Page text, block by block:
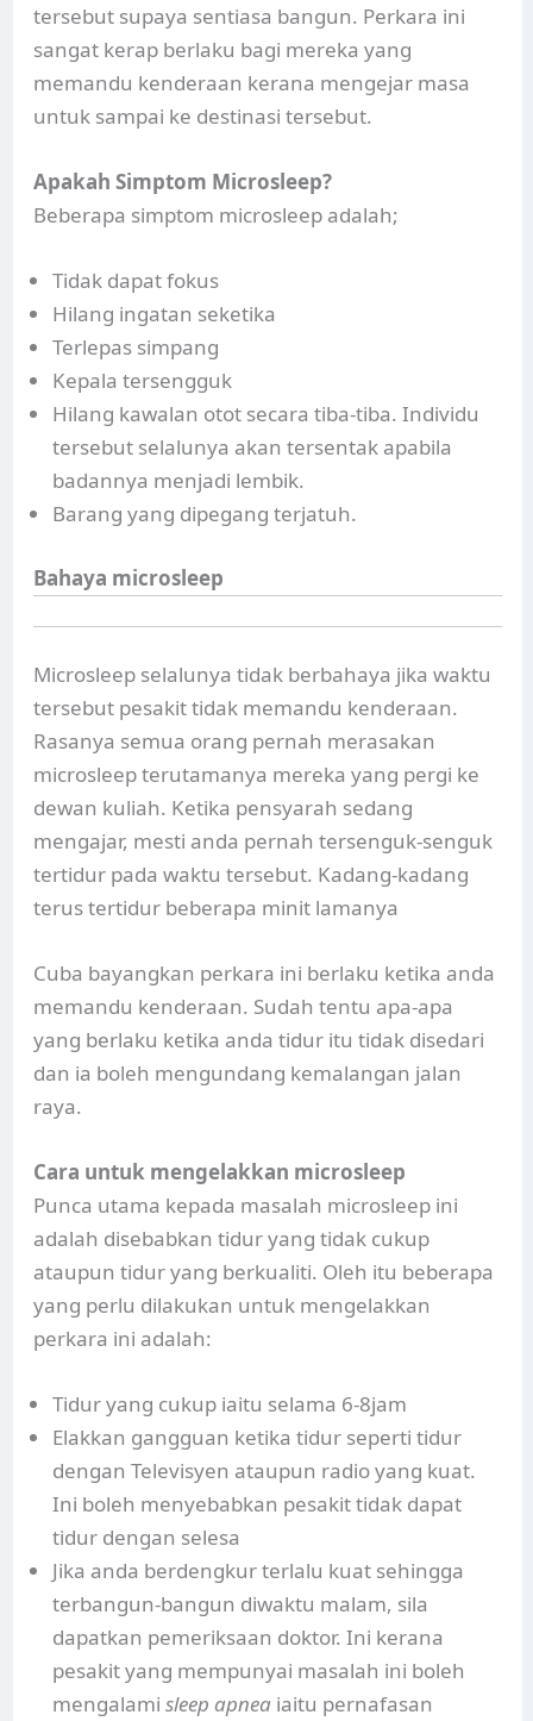
tersebut supaya sentiasa bangun. Perkara ini
sangat kerap berlaku bagi mereka yang
memandu kenderaan kerana mengejar masa
untuk sampai ke destinasi tersebut.
Apakah Simptom Microsleep?
Beberapa simptom microsleep adalah;
Tidak dapat fokus
Hilang ingatan seketika
Terlepas simpang
Kepala tersengguk
Hilang kawalan otot secara tiba-tiba. Individu
tersebut selalunya akan tersentak apabila
badannya menjadi lembik.
Barang yang dipegang terjatuh.
Bahaya microsleep
Microsleep selalunya tidak berbahaya jika waktu
tersebut pesakit tidak memandu kenderaan.
Rasanya semua orang pernah merasakan
microsleep terutamanya mereka yang pergi ke
dewan kuliah. Ketika pensyarah sedang
mengajar, mesti anda pernah tersenguk-senguk
tertidur pada waktu tersebut. Kadang-kadang
terus tertidur beberapa minit lamanya
Cuba bayangkan perkara ini berlaku ketika anda
memandu kenderaan. Sudah tentu apa-apa
yang berlaku ketika anda tidur itu tidak disedari
dan ia boleh mengundang kemalangan jalan
raya.
Cara untuk mengelakkan microsleep
Punca utama kepada masalah microsleep ini
adalah disebabkan tidur yang tidak cukup
ataupun tidur yang berkualiti. Oleh itu beberapa
yang perlu dilakukan untuk mengelakkan
perkara ini adalah:
Tidur yang cukup iaitu selama 6-8jam
Elakkan gangguan ketika tidur seperti tidur
dengan Televisyen ataupun radio yang kuat.
Ini boleh menyebabkan pesakit tidak dapat
tidur dengan selesa
Jika anda berdengkur terlalu kuat sehingga
terbangun-bangun diwaktu malam, sila
dapatkan pemeriksaan doktor. Ini kerana
pesakit yang mempunyai masalah ini boleh
mengalamisleep apnea iaitu pernafasan